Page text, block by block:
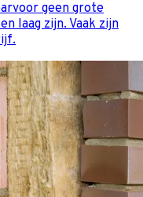
geen grote
laag zijn. Vaak zijn